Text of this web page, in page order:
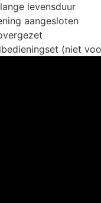
levensduur
aangesloten
(niet